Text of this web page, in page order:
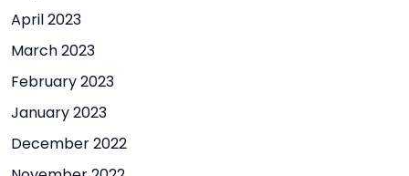
April 2023
March 2023
February 2023
January 2023
December 2022